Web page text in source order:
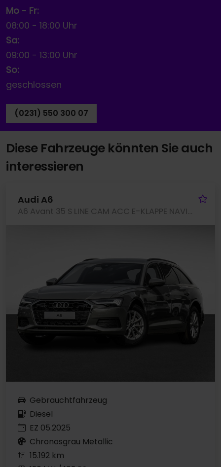
Mo - Fr:
08:00 - 18:00 Uhr
Sa:
09:00 - 13:00 Uhr
So:
geschlossen
(0231) 550 300 07
Diese Fahrzeuge könnten Sie auch
interessieren
Audi A6
A6 Avant 35 S LINE CAM ACC E-KLAPPE NAVI+ LM17
Gebrauchtfahrzeug
Diesel
EZ 05.2025
Chronosgrau Metallic
15.192 km